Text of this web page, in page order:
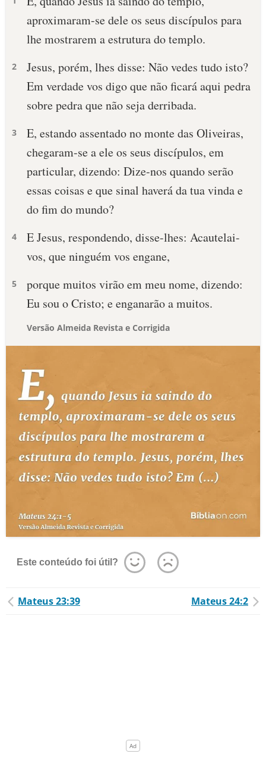
aproximaram-se dele os seus discípulos para
lhe mostrarem a estrutura do templo.
2
Jesus, porém, lhes disse: Não vedes tudo isto?
Em verdade vos digo que não ficará aqui pedra
sobre pedra que não seja derribada.
3
E, estando assentado no monte das Oliveiras,
chegaram-se a ele os seus discípulos, em
particular, dizendo: Dize-nos quando serão
essas coisas e que sinal haverá da tua vinda e
do fim do mundo?
4
E Jesus, respondendo, disse-lhes: Acautelai-
vos, que ninguém vos engane,
5
porque muitos virão em meu nome, dizendo:
Eu sou o Cristo; e enganarão a muitos.
Versão Almeida Revista e Corrigida
Este conteúdo foi útil?
Mateus 23:39 Mateus 24:2